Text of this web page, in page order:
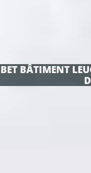
BET BÂTIMENT